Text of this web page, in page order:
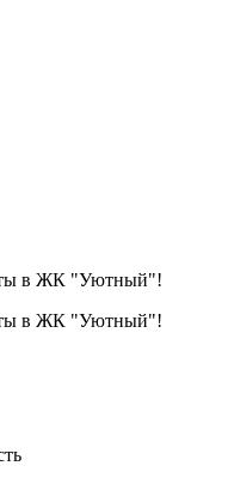
в ЖК "Уютный"!
в ЖК "Уютный"!